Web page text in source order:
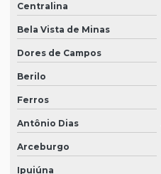
Centralina
Bela Vista de Minas
Dores de Campos
Berilo
Ferros
Antônio Dias
Arceburgo
Ipuiúna